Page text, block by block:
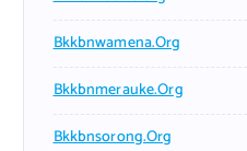
Bkkbnwamena.org
Bkkbnmerauke.org
Bkkbnsorong.org